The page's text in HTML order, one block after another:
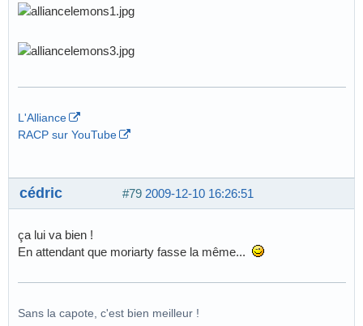
L'Alliance
RACP sur YouTube
#79 2009-12-10 16:26:51
cédric
ça lui va bien !
En attendant que moriarty fasse la même...
Sans la capote, c'est bien meilleur !